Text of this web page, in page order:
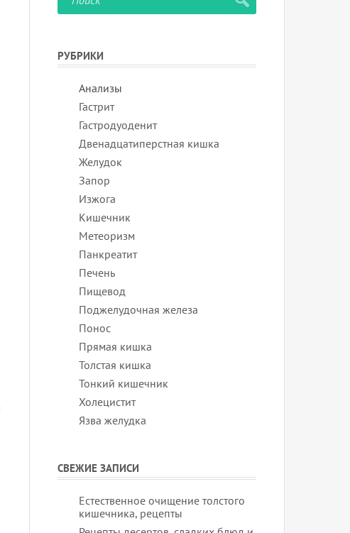
РУБРИКИ
Анализы
Гастрит
Гастродуоденит
Двенадцатиперстная кишка
Желудок
Запор
Изжога
Кишечник
Метеоризм
Панкреатит
Печень
Пищевод
Поджелудочная железа
Понос
Прямая кишка
Толстая кишка
Тонкий кишечник
Холецистит
Язва желудка
СВЕЖИЕ ЗАПИСИ
Естественное очищение толстого
кишечника, рецепты